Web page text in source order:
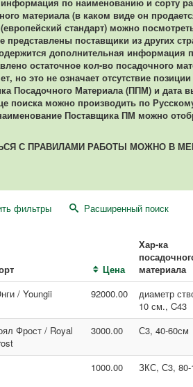
материала (в каком виде он
стандарт) можно
представлены поставщики из других
дополнительная информация
остаточное кол-во посадочного
но это не означает отсутствие
Посадочного Материала (ППМ) и дата
поиска можно производить по
Поставщика ПМ можно
С ПРАВИЛАМИ РАБОТЫ МОЖНО В
фильтры Расширенный поиск
Цена
Хар-ка
материала
/ Youngii 92000.00
диаметр
10 см., C43
Фрост / Royal
3000.00 С3, 40-60см
1000.00 ЗКС, С3, 80-